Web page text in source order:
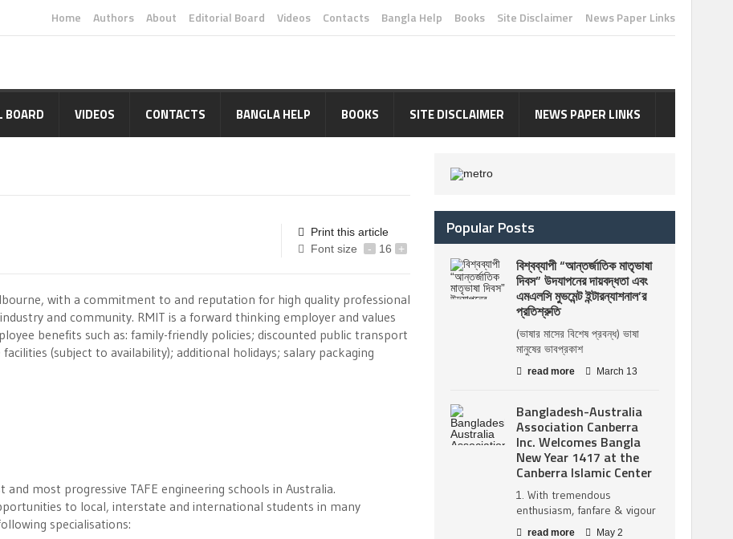
Home Authors About Editorial Board Videos Contacts Bangla Help Books Site Disclaimer News Paper Links
BOARD VIDEOS CONTACTS BANGLA HELP BOOKS SITE DISCLAIMER NEWS PAPER LINKS
Print this article
Font size
- 16 +
with a commitment to and reputation for high quality professional
and community. RMIT is a forward thinking employer and values
benefits such as: family-friendly policies; discounted public transport
(subject to availability); additional holidays; salary packaging
most progressive TAFE engineering schools in Australia.
to local, interstate and international students in many
specialisations:
Popular Posts
বিশ্বব্যাপী “আন্তর্জাতিক মাতৃভাষা
দিবস” উদযাপনের দায়বদ্ধতা এবং
এমএলসি মুভমেন্ট ইন্টারন্যাশনাল’র
প্রতিশ্রুতি
(ভাষার মাসের বিশেষ প্রবন্ধ) ভাষা
মানুষের ভাবপ্রকাশ
read more March 13
Bangladesh-Australia
Association Canberra
Inc. Welcomes Bangla
New Year 1417 at the
Canberra Islamic Center
1. With tremendous
enthusiasm, fanfare & vigour
read more May 2